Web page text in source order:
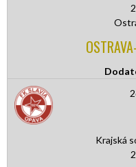
Krajská